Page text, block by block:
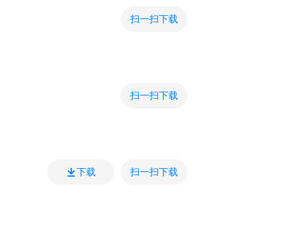
扫一扫下载
扫一扫下载
下载 扫一扫下载